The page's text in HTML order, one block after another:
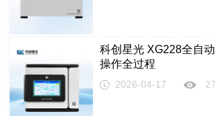
科创星光 XG228全自
操作全过程
2026-04-17